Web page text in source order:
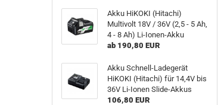
Akku HiKOKI (Hitachi)
Multivolt 18V / 36V (2,5 - 5 Ah,
4 - 8 Ah) Li-Ionen-Akku
ab 190,80 EUR
Akku Schnell-Ladegerät
HiKOKI (Hitachi) für 14,4V bis
36V Li-Ionen Slide-Akkus
106,80 EUR